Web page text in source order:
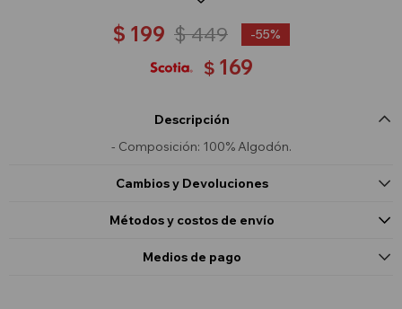
$ 199 $449 55
$ 169
Descripción
- Composición: 100% Algodón.
Cambios y Devoluciones
Métodos y costos de envío
Medios de pago